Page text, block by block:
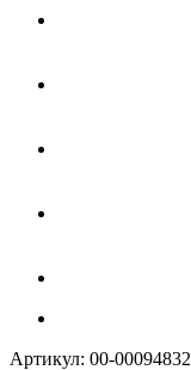
Артикул: 00-00094832